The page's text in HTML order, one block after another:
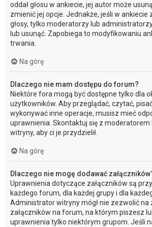
oddał głosu w ankiecie, jej autor może
zmienić jej opcje. Jednakże, jeśli w ankiecie
głosy, tylko moderatorzy lub
lub usunąć. Zapobiega to modyfikowaniu
trwania.
Na górę
Dlaczego nie mam dostępu do forum?
Niektóre fora mogą być dostępne tylko dla
użytkowników. Aby przeglądać, czytać,
wykonywać inne operacje, musisz mieć
uprawnienia. Skontaktuj się z
witryny, aby ci je przydzielił.
Na górę
Dlaczego nie mogę dodawać
Uprawnienia dotyczące załączników są
każdego forum, dla każdej grupy i dla
Administrator witryny mógł nie zezwolić na
załączników na forum, na którym piszesz
uprawnienia tylko niektórym grupom. Jeśli